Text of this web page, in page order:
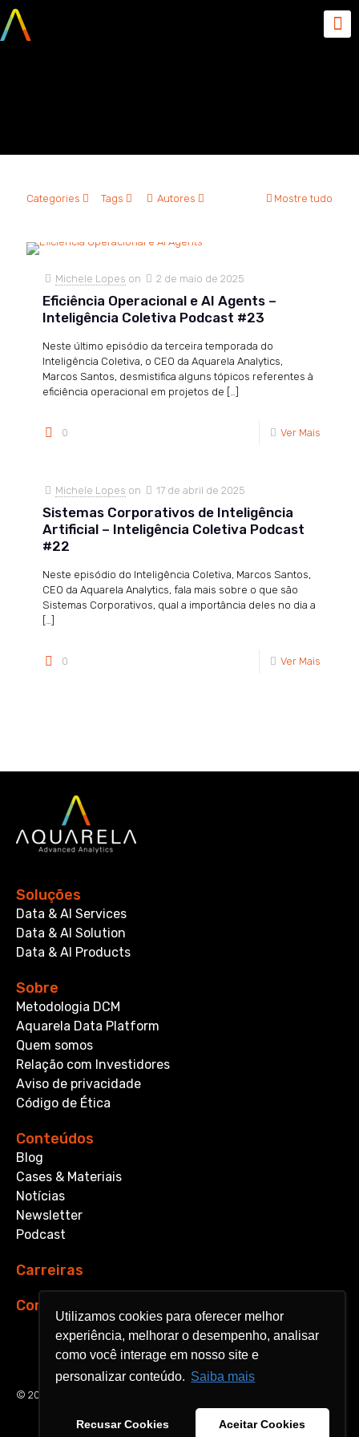
Utilizamos cookies para oferecer melhor
experiência, melhorar o desempenho, analisar
como você interage em nosso site e
personalizar conteúdo. Saiba mais
Recusar Cookies Aceitar Cookies
Utilizamos cookies para oferecer melhor
experiência, melhorar o desempenho, analisar
como você interage em nosso site e
personalizar conteúdo. Saiba mais
Recusar Cookies Aceitar Cookies
Categories Tags Autores Mostre tudo
Michele Lopes on 2 de maio de 2025
Eficiência Operacional e AI Agents –
Inteligência Coletiva Podcast #23
Neste último episódio da terceira temporada do
Inteligência Coletiva, o CEO da Aquarela Analytics,
Marcos Santos, desmistifica alguns tópicos referentes à
eficiência operacional em projetos de […]
0 Ver Mais
Michele Lopes on 17 de abril de 2025
Sistemas Corporativos de Inteligência
Artificial – Inteligência Coletiva Podcast
#22
Neste episódio do Inteligência Coletiva, Marcos Santos,
CEO da Aquarela Analytics, fala mais sobre o que são
Sistemas Corporativos, qual a importância deles no dia a
[…]
0 Ver Mais
Soluções
Data & AI Services
Data & AI Solution
Data & AI Products
Sobre
Metodologia DCM
Aquarela Data Platform
Quem somos
Relação com Investidores
Aviso de privacidade
Código de Ética
Conteúdos
Blog
Cases & Materiais
Notícias
Newsletter
Podcast
Carreiras
Contato
© 2026 Aquarela Analytics. All rights reserved.